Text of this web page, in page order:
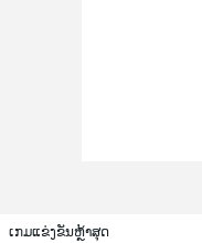
ເກມແຂ່ງຂັນຫຼ້າສຸດ